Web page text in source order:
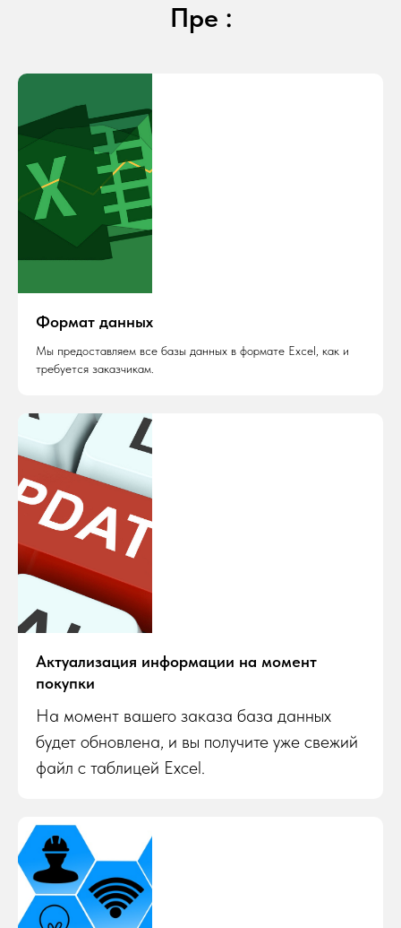
Пре :
Формат данных
Мы предоставляем все базы данных в формате Excel, как и
требуется заказчикам.
Актуализация информации на момент
покупки
На момент вашего заказа база данных
будет обновлена, и вы получите уже свежий
файл с таблицей Excel.